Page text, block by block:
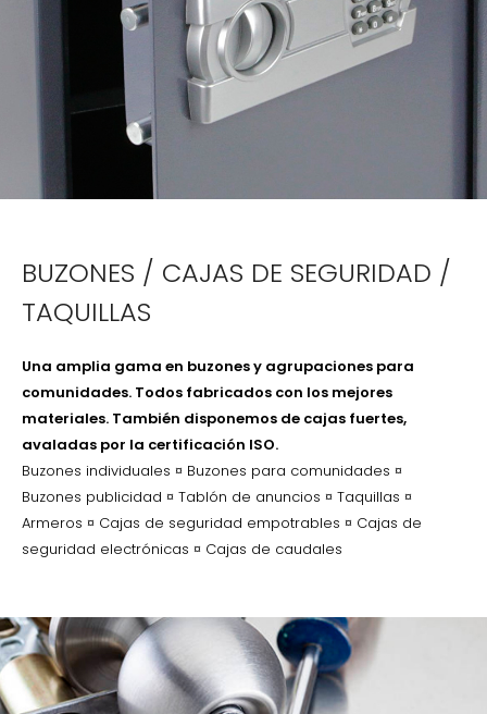
BUZONES / CAJAS DE SEGURIDAD /
TAQUILLAS
Una amplia gama en buzones y agrupaciones para
comunidades. Todos fabricados con los mejores
materiales. También disponemos de cajas fuertes,
avaladas por la certificación ISO.
Buzones individuales ¤ Buzones para comunidades ¤
Buzones publicidad ¤ Tablón de anuncios ¤ Taquillas ¤
Armeros ¤ Cajas de seguridad empotrables ¤ Cajas de
seguridad electrónicas ¤ Cajas de caudales